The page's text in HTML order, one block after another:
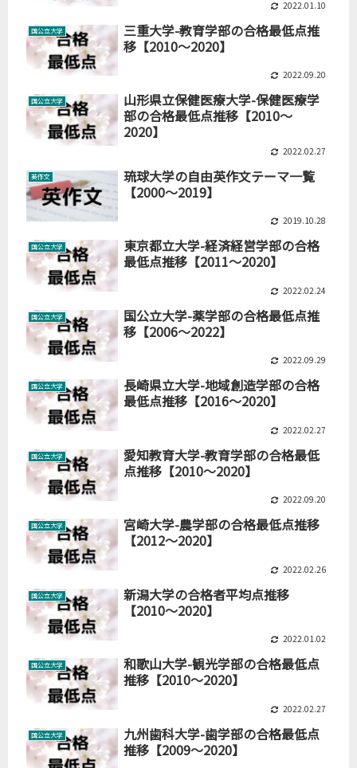
2022.01.10
国公立大学
三重大学-教育学部の合格最低点推
移【2010～2020】
2022.09.20
国公立大学
山形県立保健医療大学-保健医療学
部の合格最低点推移【2010～
2020】
2022.02.27
英作文
琉球大学の自由英作文テーマ一覧
【2000～2019】
2019.10.28
国公立大学
東京都立大学-経済経営学部の合格
最低点推移【2011～2020】
2022.02.24
国公立大学
国公立大学-薬学部の合格最低点推
移【2006～2022】
2022.09.29
国公立大学
長崎県立大学-地域創造学部の合格
最低点推移【2016～2020】
2022.02.27
国公立大学
愛知教育大学-教育学部の合格最低
点推移【2010～2020】
2022.09.20
国公立大学
宮崎大学-農学部の合格最低点推移
【2012～2020】
2022.02.26
国公立大学
新潟大学の合格者平均点推移
【2010～2020】
2022.01.02
国公立大学
和歌山大学-観光学部の合格最低点
推移【2010～2020】
2022.02.27
国公立大学
九州歯科大学-歯学部の合格最低点
推移【2009～2020】